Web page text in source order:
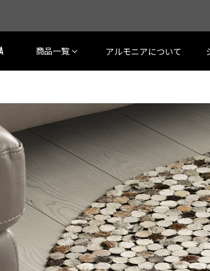
商品一覧 アルモニアについて